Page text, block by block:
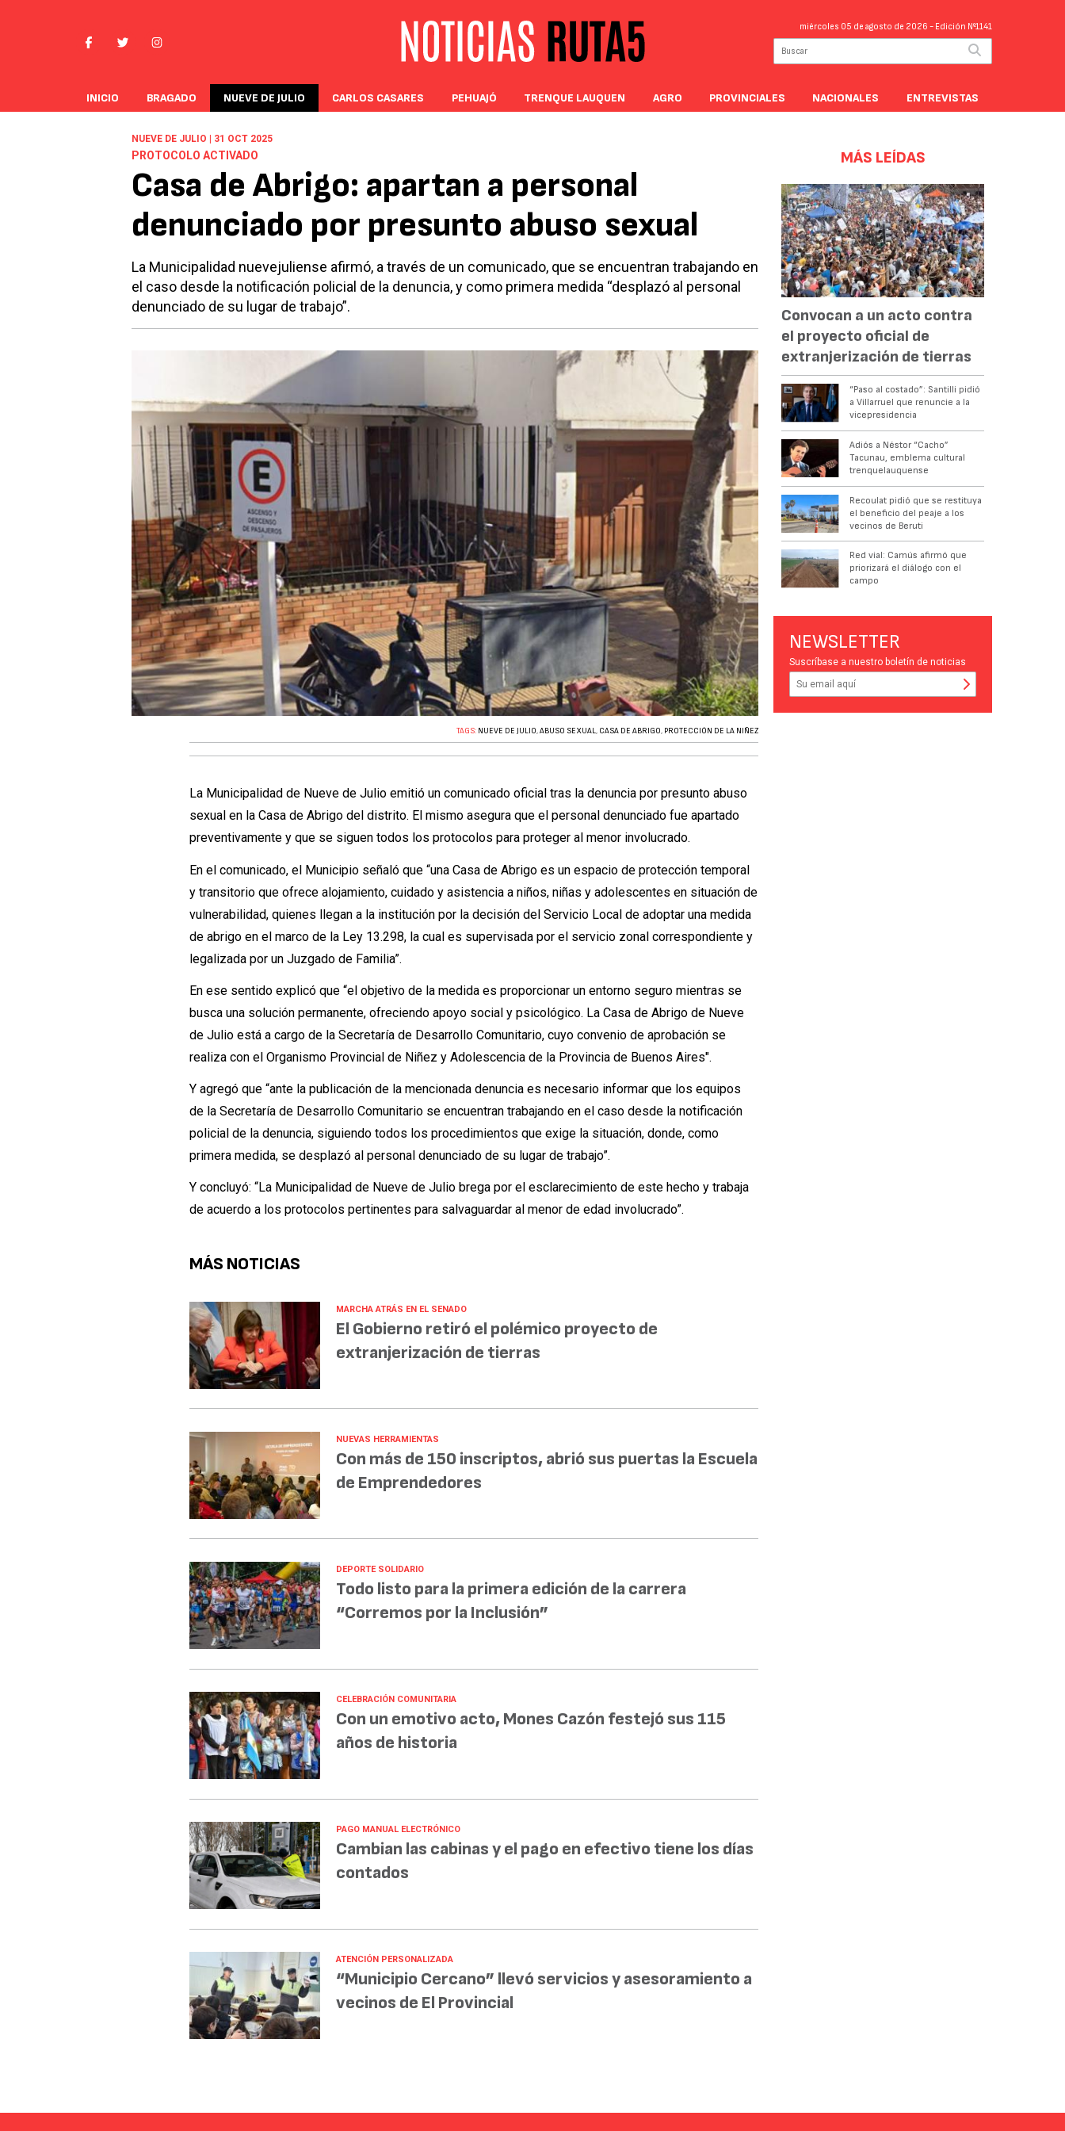
miércoles 05 de agosto de 2026 - Edición Nº1141
INICIO BRAGADO NUEVE DE JULIO CARLOS CASARES PEHUAJÓ TRENQUE LAUQUEN AGRO PROVINCIALES NACIONALES ENTREVISTAS
NUEVE DE JULIO | 31 OCT 2025
PROTOCOLO ACTIVADO
Casa de Abrigo: apartan a personal
denunciado por presunto abuso sexual
La Municipalidad nuevejuliense afirmó, a través de un comunicado, que se encuentran trabajando en
el caso desde la notificación policial de la denuncia, y como primera medida “desplazó al personal
denunciado de su lugar de trabajo”.
TAGS: NUEVE DE JULIO,ABUSO SEXUAL, CASA DE ABRIGO, PROTECCIÓN DE LA NIÑEZ
La Municipalidad de Nueve de Julioemitió un comunicado oficial tras la denuncia por presunto abuso
sexual en la Casa de Abrigo del distrito. El mismo asegura que el personal denunciado fue apartado
preventivamente y que se siguen todos los protocolos para proteger al menor involucrado.
En el comunicado, el Municipio señaló que “una Casa de Abrigo es un espacio de protección temporal
y transitorio que ofrece alojamiento, cuidado y asistencia a niños, niñas y adolescentes en situación de
vulnerabilidad, quienes llegan a la institución por la decisión del Servicio Local de adoptar una medida
de abrigo en el marco de la Ley 13.298, la cual es supervisada por el servicio zonal correspondiente y
legalizada por un Juzgado de Familia”.
En ese sentido explicó que “el objetivo de la medida es proporcionar un entorno seguro mientras se
busca una solución permanente, ofreciendo apoyo social y psicológico. La Casa de Abrigo de Nueve
de Julio está a cargo de la Secretaría de Desarrollo Comunitario, cuyo convenio de aprobación se
realiza con el Organismo Provincial de Niñez y Adolescencia de la Provincia de Buenos Aires".
Y agregó que “ante la publicación de la mencionada denuncia es necesario informar que los equipos
de la Secretaría de Desarrollo Comunitario se encuentran trabajando en el caso desde la notificación
policial de la denuncia, siguiendo todos los procedimientos que exige la situación, donde, como
primera medida, se desplazó al personal denunciado de su lugar de trabajo”.
Y concluyó: “La Municipalidad de Nueve de Julio brega por el esclarecimiento de este hecho y trabaja
de acuerdo a los protocolos pertinentes para salvaguardar al menor de edad involucrado”.
MÁS NOTICIAS
MARCHA ATRÁS EN EL SENADO
El Gobierno retiró el polémico proyecto de
extranjerización de tierras
NUEVAS HERRAMIENTAS
Con más de 150 inscriptos, abrió sus puertas la Escuela
de Emprendedores
DEPORTE SOLIDARIO
Todo listo para la primera edición de la carrera
“Corremos por la Inclusión”
CELEBRACIÓN COMUNITARIA
Con un emotivo acto, Mones Cazón festejó sus 115
años de historia
PAGO MANUAL ELECTRÓNICO
Cambian las cabinas y el pago en efectivo tiene los días
contados
ATENCIÓN PERSONALIZADA
“Municipio Cercano” llevó servicios y asesoramiento a
vecinos de El Provincial
MÁS LEÍDAS
Convocan a un acto contra
el proyecto oficial de
extranjerización de tierras
“Paso al costado”: Santilli pidió
a Villarruel que renuncie a la
vicepresidencia
Adiós a Néstor “Cacho”
Tacunau, emblema cultural
trenquelauquense
Recoulat pidió que se restituya
el beneficio del peaje a los
vecinos de Beruti
Red vial: Camús afirmó que
priorizará el diálogo con el
campo
NEWSLETTER
Suscríbase a nuestro boletín de noticias